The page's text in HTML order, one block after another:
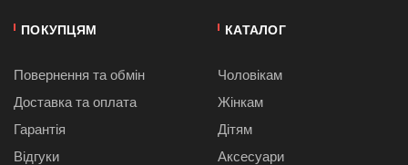
ПОКУПЦЯМ
Повернення та обмін
Доставка та оплата
Гарантія
Відгуки
КАТАЛОГ
Чоловікам
Жінкам
Дітям
Аксесуари